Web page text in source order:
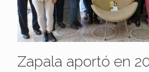
Zapala aportó en